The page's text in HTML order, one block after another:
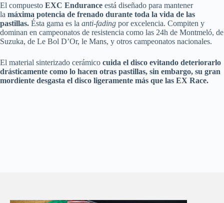
El compuesto EXC Endurance está diseñado para mantener
la máxima potencia de frenado durante toda la vida de las
pastillas. Ésta gama es la anti-fading por excelencia. Compiten y
dominan en campeonatos de resistencia como las 24h de Montmeló, de
Suzuka, de Le Bol D’Or, le Mans, y otros campeonatos nacionales.
El material sinterizado cerámico cuida el disco evitando deteriorarlo
drásticamente como lo hacen otras pastillas, sin embargo, su gran
mordiente desgasta el disco ligeramente más que las EX Race.